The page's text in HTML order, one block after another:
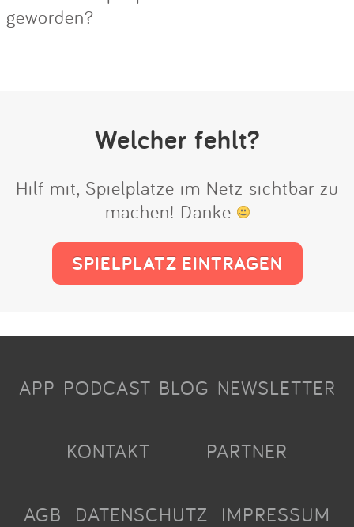
geworden?
Welcher fehlt?
Hilf mit, Spielplätze im Netz sichtbar zu
machen! Danke
SPIELPLATZ EINTRAGEN
APP PODCAST BLOG NEWSLETTER
KONTAKT PARTNER
AGB DATENSCHUTZ IMPRESSUM